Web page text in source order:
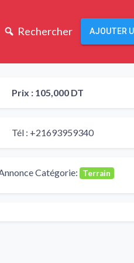
Rechercher AJOUTER
Prix : 105,000 DT
Tél : +21693959340
Catégorie: Terrain